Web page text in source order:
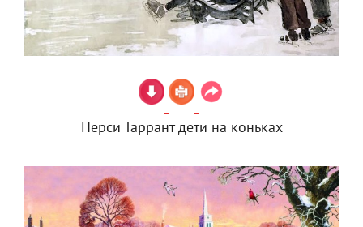
Перси Таррант дети на коньках